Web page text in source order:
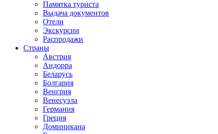
Памятка туриста
Выдача документов
Отели
Экскурсии
Распродажи
Страны
Австрия
Андорра
Беларусь
Болгария
Венгрия
Венесуэла
Германия
Греция
Доминикана